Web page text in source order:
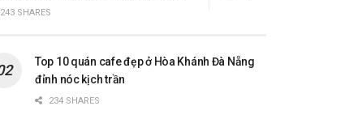
243 SHARES
Top 10 quán cafe đẹp ở Hòa Khánh Đà Nẵng
đỉnh nóc kịch trần
234 SHARES